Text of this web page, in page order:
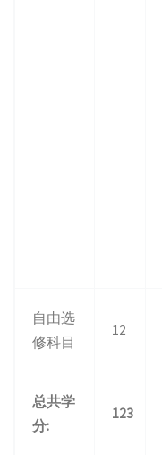
自由选
修科目
12
总共学
分:
123